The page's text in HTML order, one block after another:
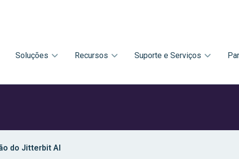
Soluções Recursos Suporte e Serviços
do Jitterbit AI